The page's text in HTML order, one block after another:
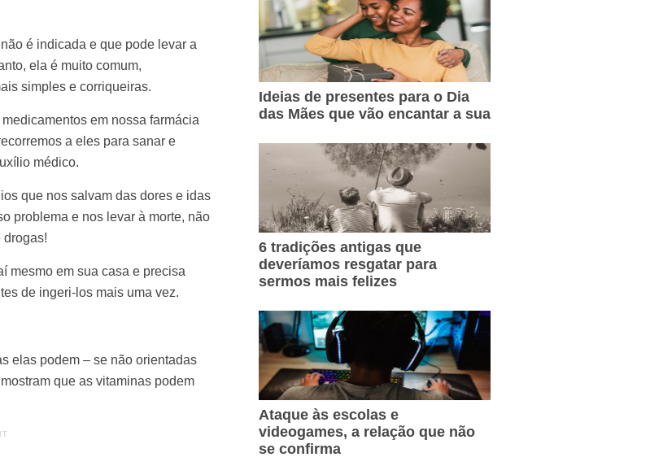
é indicada e que pode levar a
ela é muito comum,
simples e corriqueiras.
em nossa farmácia
a eles para sanar e
médico.
que nos salvam das dores e idas
problema e nos levar à morte, não
drogas!
mesmo em sua casa e precisa
de ingeri-los mais uma vez.
elas podem – se não orientadas
mostram que as vitaminas podem
Ideias de presentes para o Dia
das Mães que vão encantar a sua
6 tradições antigas que
deveríamos resgatar para
sermos mais felizes
Ataque às escolas e
videogames, a relação que não
se confirma